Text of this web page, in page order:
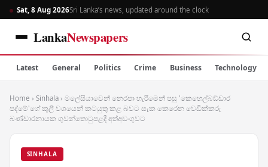
Sat, 8 Aug 2026Sri Lanka’s news, updated around the clock
LankaNewspapers
Latest General Politics Crime Business Technology
Home › Sinhala › මලේසියාවෙන් නෙරපා හැරීමෙන් පසු 'කෙහෙල්බඩ්ඩාර
පද්මේ'ගේ කුලී වශයෙන් කටයුතු කළ බවට සැක කෙරෙන වෙඩික්කරු
බණ්ඩාරනායක ගුවන්තොටුපළදී අත්අඩංගුවට
SINHALA